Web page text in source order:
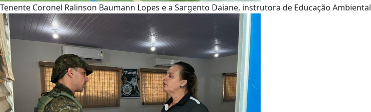
Tenente Coronel Ralinson Baumann Lopes e a Sargento Daiane, instrutora de Educação Ambiental